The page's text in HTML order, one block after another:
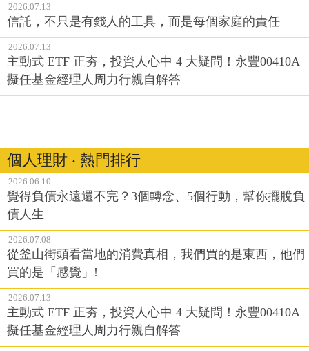
2026.07.13
信託，不只是有錢人的工具，而是每個家庭的責任
2026.07.13
主動式 ETF 正夯，投資人心中 4 大疑問！永豐00410A
擬任基金經理人周力行親自解答
個人理財 ‧ 熱門排行
2026.06.10
覺得負債永遠還不完？3個轉念、5個行動，幫你擺脫負
債人生
2026.07.08
從釜山街頭看當地的消費真相，我們買的是東西，他們
買的是「感覺」!
2026.07.13
主動式 ETF 正夯，投資人心中 4 大疑問！永豐00410A
擬任基金經理人周力行親自解答